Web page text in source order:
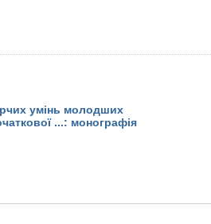
умінь молодших
...: монографія